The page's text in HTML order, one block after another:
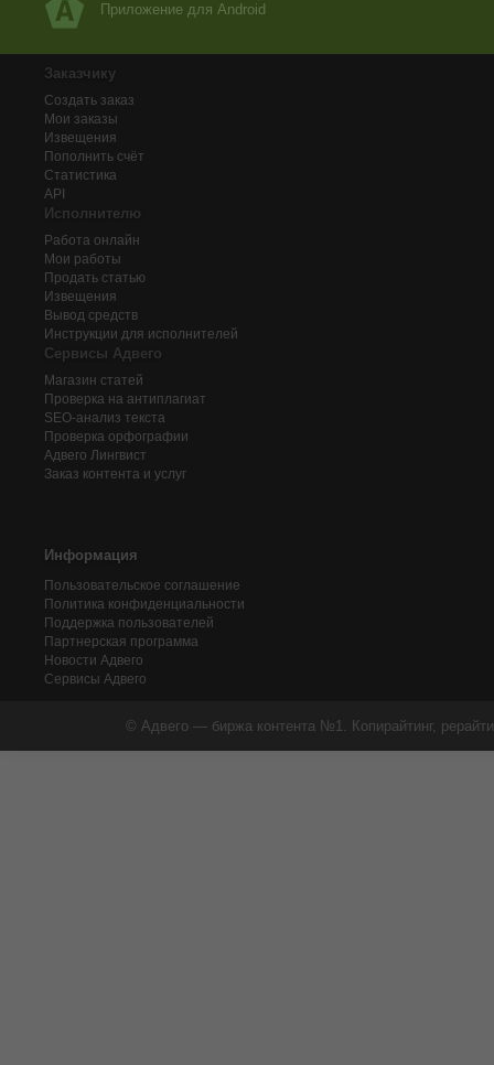
Приложение для Android
Заказчику
Создать заказ
Мои заказы
Извещения
Пополнить счёт
Статистика
API
Исполнителю
Работа онлайн
Мои работы
Продать статью
Извещения
Вывод средств
Инструкции для исполнителей
Сервисы Адвего
Магазин статей
Проверка на антиплагиат
SEO-анализ текста
Проверка орфографии
Адвего Лингвист
Заказ контента и услуг
Информация
Пользовательское соглашение
Политика конфиденциальности
Поддержка пользователей
Партнерская программа
Новости Адвего
Сервисы Адвего
© Адвего — биржа контента №1. Копирайтинг,